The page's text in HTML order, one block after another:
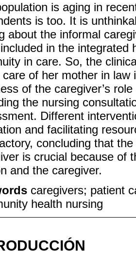
is aging in
is too. It is
about the informal
in the integrated
in care. So, the
of her mother in law
of the caregiver’s
the nursing
Different
and facilitating
concluding that
is crucial because of
and the caregiver.
caregivers; patient
health nursing